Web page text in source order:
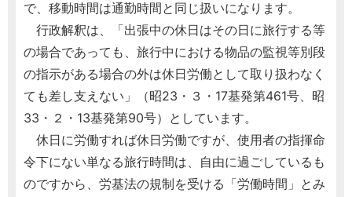
で、移動時間は通勤時間と同じ扱いになります。
行政解釈は、「出張中の休日はその日に旅行する等
の場合であっても、旅行中における物品の監視等別段
の指示がある場合の外は休日労働として取り扱わなく
ても差し支えない」（昭23・３・17基発第461号、昭
33・２・13基発第90号）としています。
休日に労働すれば休日労働ですが、使用者の指揮命
令下にない単なる旅行時間は、自由に過ごしているも
のですから、労基法の規制を受ける「労働時間」とみ